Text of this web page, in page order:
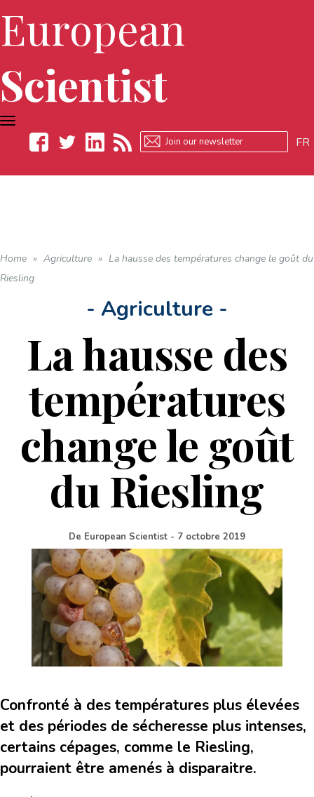
European
Scientist
FR
TOGGLE
NAVIGATION
Home » Agriculture » La hausse des températures change le goût du
Riesling
- Agriculture -
La hausse des
températures
change le goût
du Riesling
De European Scientist - 7 octobre 2019
Confronté à des températures plus élevées
et des périodes de sécheresse plus intenses,
certains cépages, comme le Riesling,
pourraient être amenés à disparaitre.